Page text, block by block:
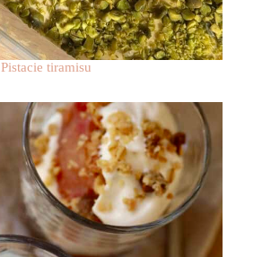
Pistacie tiramisu